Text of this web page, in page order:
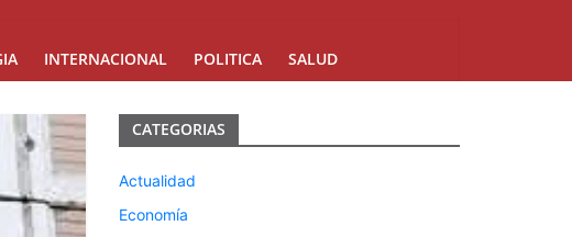
INTERNACIONAL POLITICA SALUD
CATEGORIAS
Actualidad
Economía